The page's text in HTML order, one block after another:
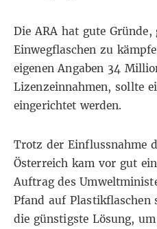
Die ARA hat gute Gründe,
Einwegflaschen zu
eigenen Angaben 34
Lizenzeinnahmen, sollte
eingerichtet werden.
Trotz der Einflussnahme
Österreich kam vor gut
Auftrag des
Pfand auf Plastikflaschen
die günstigste Lösung,